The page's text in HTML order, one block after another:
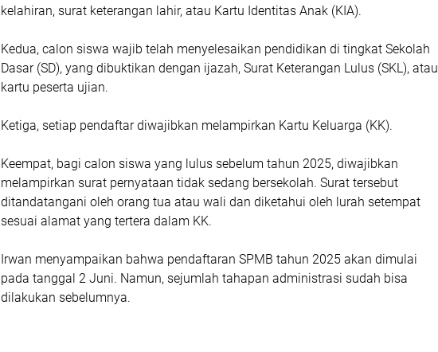
kelahiran, surat keterangan lahir, atau Kartu Identitas Anak (KIA).
Kedua, calon siswa wajib telah menyelesaikan pendidikan di tingkat Sekolah
Dasar (SD), yang dibuktikan dengan ijazah, Surat Keterangan Lulus (SKL), atau
kartu peserta ujian.
Ketiga, setiap pendaftar diwajibkan melampirkan Kartu Keluarga (KK).
Keempat, bagi calon siswa yang lulus sebelum tahun 2025, diwajibkan
melampirkan surat pernyataan tidak sedang bersekolah. Surat tersebut
ditandatangani oleh orang tua atau wali dan diketahui oleh lurah setempat
sesuai alamat yang tertera dalam KK.
Irwan menyampaikan bahwa pendaftaran SPMB tahun 2025 akan dimulai
pada tanggal 2 Juni. Namun, sejumlah tahapan administrasi sudah bisa
dilakukan sebelumnya.